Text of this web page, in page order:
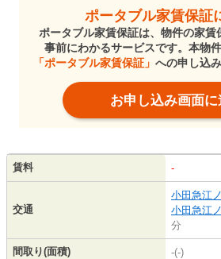
ポータブル家賃保証
ポータブル家賃保証は、物件の家賃
事前にわかるサービスです。本物
「ポータブル家賃保証」 への申し込
お申し込み画面に
賃料 -
交通
小田急江
小田急江
分
間取り(面積) -(-)